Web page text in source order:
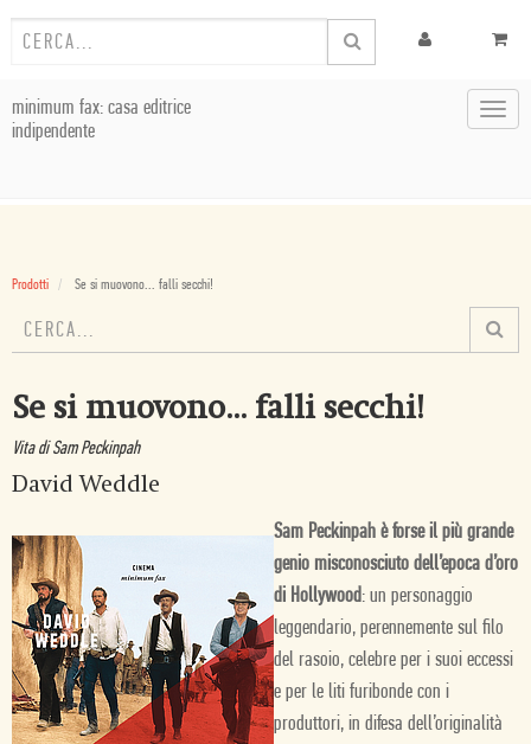
minimum fax: casa editrice
indipendente
Prodotti Se si muovono... falli secchi!
Se si muovono... falli secchi!
Vita di Sam Peckinpah
David Weddle
Sam Peckinpah è forse il più grande
genio misconosciuto dell’epoca d’oro
di Hollywood: un personaggio
leggendario, perennemente sul filo
del rasoio, celebre per i suoi eccessi
e per le liti furibonde con i
produttori, in difesa dell’originalità